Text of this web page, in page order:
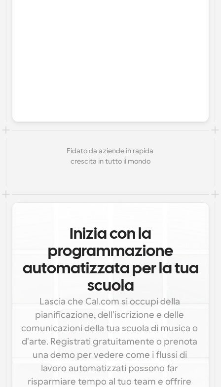
Fidato da aziende in rapida
crescita in tutto il mondo
Inizia con la
programmazione
automatizzata per la tua
scuola
Lascia che Cal.com si occupi della
pianificazione, dell'iscrizione e delle
comunicazioni della tua scuola di musica o
d'arte. Registrati gratuitamente o prenota
una demo per vedere come i flussi di
lavoro automatizzati possono far
risparmiare tempo al tuo team e offrire